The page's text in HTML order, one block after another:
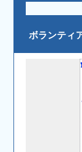
ボランティ